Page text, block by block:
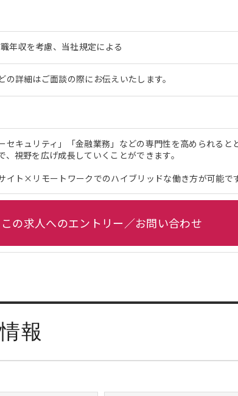
収を考慮、当社規定による
の詳細はご面談の際にお伝えいたします。
セキュリティ」「金融業務」などの専門性を高められる
視野を広げ成長していくことができます。
イト×リモートワークでのハイブリッドな働き方が可能で
この求人へのエントリー／お問い合わせ
報